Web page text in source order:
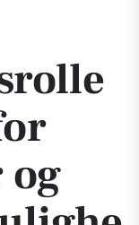
og